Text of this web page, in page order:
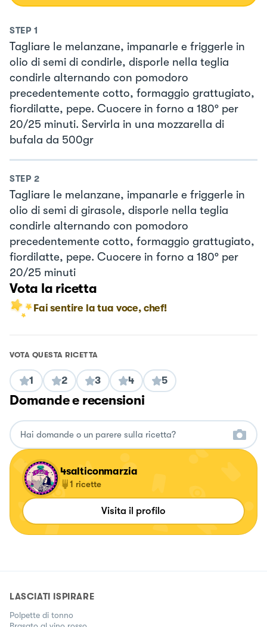
STEP 1
Tagliare le melanzane, impanarle e friggerle in
olio di semi di condirle, disporle nella teglia
condirle alternando con pomodoro
precedentemente cotto, formaggio grattugiato,
fiordilatte, pepe. Cuocere in forno a 180° per
20/25 minuti. Servirla in una mozzarella di
bufala da 500gr
STEP 2
Tagliare le melanzane, impanarle e friggerle in
olio di semi di girasole, disporle nella teglia
condirle alternando con pomodoro
precedentemente cotto, formaggio grattugiato,
fiordilatte, pepe. Cuocere in forno a 180° per
20/25 minuti
Vota la ricetta
Fai sentire la tua voce, chef!
VOTA QUESTA RICETTA
1 2 3 4 5
Domande e recensioni
4salticonmarzia
1 ricette
Visita il profilo
LASCIATI ISPIRARE
Polpette di tonno